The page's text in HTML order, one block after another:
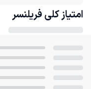
امتیاز کلی فریلنسر